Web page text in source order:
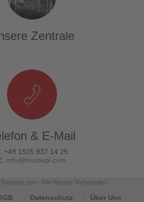
Zentrale
& E-Mail
+49 1525 937 14 25
info@tourexpi.com
- Alle Rechte Vorbehalten
Datenschutz
Über Uns